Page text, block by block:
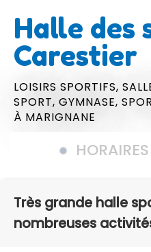
Halle des
Carestier
LOISIRS SPORTIFS,
SPORT, GYMNASE,
À MARIGNANE
Très grande halle
nombreuses